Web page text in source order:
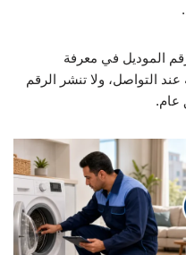
الموديل في معرفة
التواصل، ولا تنشر الرقم
عام.